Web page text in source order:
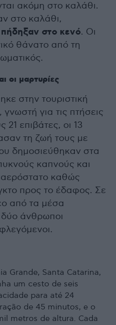
ακόμη στο καλάθι.
στο καλάθι,
πήδηξαν στο κενό. Οι
θάνατο από τη
οι μαρτυρίες
στην τουριστική
για τις πτήσεις
επιβάτες, οι 13
τη ζωή τους με
δημοσιεύθηκαν στα
καπνούς και
αερόστατο καθώς
προς το έδαφος. Σε
από τα μέσα
δύο άνθρωποι
Grande, Santa Catarina,
um cesto de seis
para até 24
de 45 minutos, e o
metros de altura. Cada